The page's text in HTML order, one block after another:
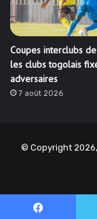
Coupes interclubs de
les clubs togolais
adversaires
7 août 2026
© Copyright